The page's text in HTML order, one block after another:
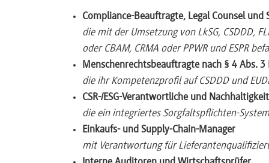
Real Case Studies (zB Yves Rocher, etc.)
Unterschiede LkSG ↔ CSDDD:
Modul 1.5 – Risikoanalyse und Prävention
Datenquellen: Risikoindizes (BHRRC, CPIA,
Priorisierung nach Schwere ×
§ 6 LkSG vs. Art. 10 CSDDD: Sustainability
Praxis-Workshop: Exemplarische
Compliance-Beauftragte, Legal Counsel und
die mit der Umsetzung von LkSG, CSDDD,
oder CBAM, CRMA oder PPWR und ESPR
Menschenrechtsbeauftragte nach § 4 Abs. 3
die ihr Kompetenzprofil auf CSDDD und
CSR-/ESG-Verantwortliche und
die ein integriertes Sorgfaltspflichten-
Einkaufs- und Supply-Chain-Manager
mit Verantwortung für